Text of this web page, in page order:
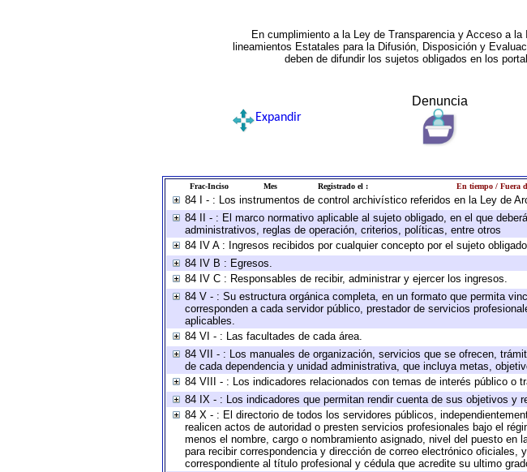
En cumplimiento a la Ley de Transparencia y Acceso a
lineamientos Estatales para la Difusión, Disposición y
deben de difundir los sujetos obligados en los
Denuncia
Expandir
Frac-Inciso Mes Registrado el : En tiempo / Fuera
84 I - : Los instrumentos de control archivístico referidos en la Ley de
84 II - : El marco normativo aplicable al sujeto obligado, en el que
administrativos, reglas de operación, criterios, políticas, entre otros
84 IV A : Ingresos recibidos por cualquier concepto por el sujeto
84 IV B : Egresos.
84 IV C : Responsables de recibir, administrar y ejercer los ingresos.
84 V - : Su estructura orgánica completa, en un formato que permita
corresponden a cada servidor público, prestador de servicios
aplicables.
84 VI - : Las facultades de cada área.
84 VII - : Los manuales de organización, servicios que se ofrecen,
de cada dependencia y unidad administrativa, que incluya metas,
84 VIII - : Los indicadores relacionados con temas de interés público o
84 IX - : Los indicadores que permitan rendir cuenta de sus objetivos y
84 X - : El directorio de todos los servidores públicos,
realicen actos de autoridad o presten servicios profesionales bajo el
menos el nombre, cargo o nombramiento asignado, nivel del puesto
para recibir correspondencia y dirección de correo electrónico
correspondiente al título profesional y cédula que acredite su ultimo